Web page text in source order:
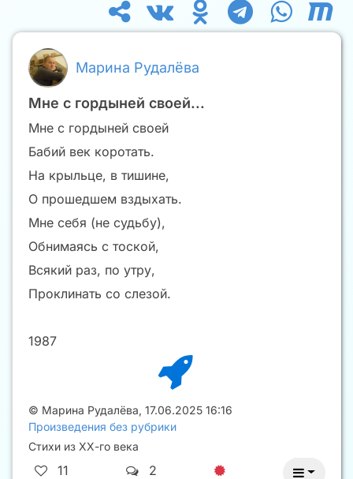
Марина Рудалёва
Мне с гордыней своей...
Мне с гордыней своей
Бабий век коротать.
На крыльце, в тишине,
О прошедшем вздыхать.
Мне себя (не судьбу),
Обнимаясь с тоской,
Всякий раз, по утру,
Проклинать со слезой.
1987
© Марина Рудалёва, 17.06.2025 16:16
Произведения без рубрики
Стихи из ХХ-го века
11 2